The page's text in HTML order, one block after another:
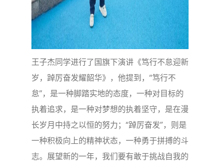
王子杰同学进行了国旗下演讲《笃行不怠迎新
岁，踔厉奋发耀韶华》，他提到，“笃行不
怠”，是一种脚踏实地的态度，一种对目标的
执着追求，是一种对梦想的执着坚守，是在漫
长岁月中持之以恒的努力；“踔厉奋发”，则是
一种积极向上的精神状态，一种勇于拼搏的斗
志。展望新的一年，我们要有敢于挑战自我的